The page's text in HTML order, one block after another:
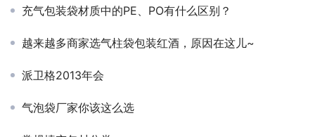
充气包装袋材质中的PE、PO有什么区别？
越来越多商家选气柱袋包装红酒，原因在这儿~
派卫格2013年会
气泡袋厂家你该这么选